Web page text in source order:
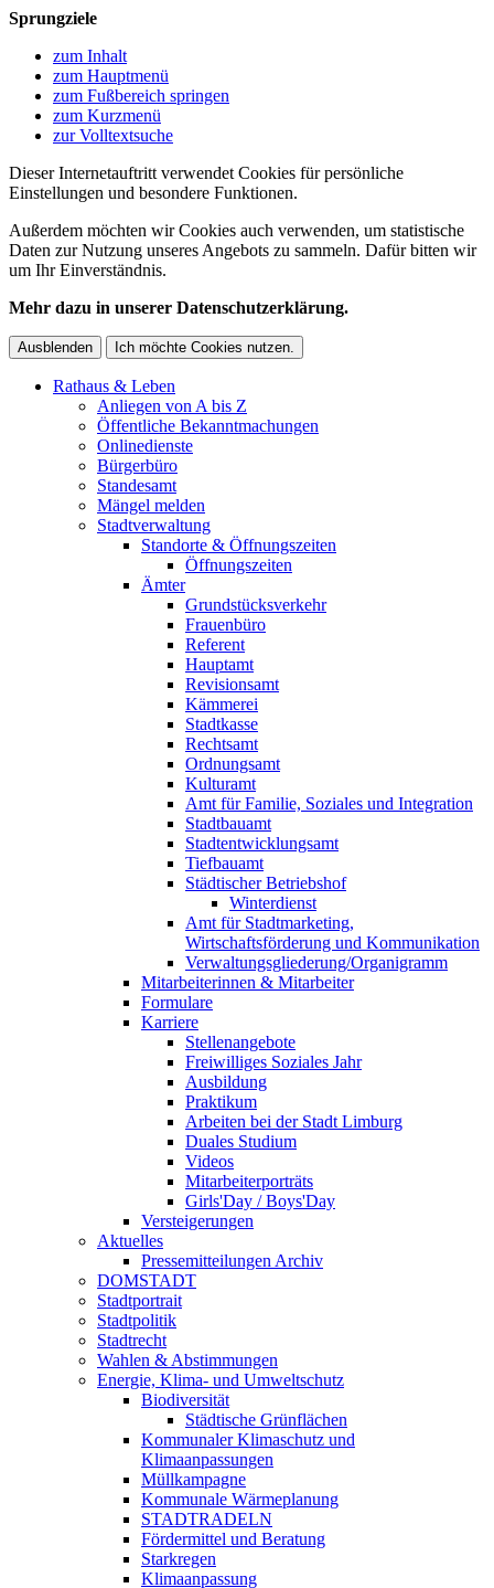
Sprungziele
zum Inhalt
zum Hauptmenü
zum Fußbereich springen
zum Kurzmenü
zur Volltextsuche
Dieser Internetauftritt verwendet Cookies für persönliche
Einstellungen und besondere Funktionen.
Außerdem möchten wir Cookies auch verwenden, um statistische
Daten zur Nutzung unseres Angebots zu sammeln. Dafür bitten wir
um Ihr Einverständnis.
Mehr dazu in unserer Datenschutzerklärung.
Ausblenden Ich möchte Cookies nutzen.
Rathaus & Leben
Anliegen von A bis Z
Öffentliche Bekanntmachungen
Onlinedienste
Bürgerbüro
Standesamt
Mängel melden
Stadtverwaltung
Standorte & Öffnungszeiten
Öffnungszeiten
Ämter
Grundstücksverkehr
Frauenbüro
Referent
Hauptamt
Revisionsamt
Kämmerei
Stadtkasse
Rechtsamt
Ordnungsamt
Kulturamt
Amt für Familie, Soziales und Integration
Stadtbauamt
Stadtentwicklungsamt
Tiefbauamt
Städtischer Betriebshof
Winterdienst
Amt für Stadtmarketing,
Wirtschaftsförderung und Kommunikation
Verwaltungsgliederung/Organigramm
Mitarbeiterinnen & Mitarbeiter
Formulare
Karriere
Stellenangebote
Freiwilliges Soziales Jahr
Ausbildung
Praktikum
Arbeiten bei der Stadt Limburg
Duales Studium
Videos
Mitarbeiterporträts
Girls'Day / Boys'Day
Versteigerungen
Aktuelles
Pressemitteilungen Archiv
DOMSTADT
Stadtportrait
Stadtpolitik
Stadtrecht
Wahlen & Abstimmungen
Energie, Klima- und Umweltschutz
Biodiversität
Städtische Grünflächen
Kommunaler Klimaschutz und
Klimaanpassungen
Müllkampagne
Kommunale Wärmeplanung
STADTRADELN
Fördermittel und Beratung
Starkregen
Klimaanpassung